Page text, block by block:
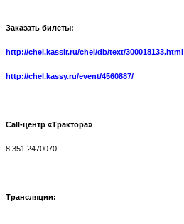
Заказать билеты:
http://chel.kassir.ru/chel/db/text/300018133.html
http://chel.kassy.ru/event/4560887/
Call-центр «Трактора»
8 351 2470070
Трансляции: